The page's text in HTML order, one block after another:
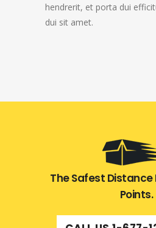
hendrerit, et porta dui
dui sit amet.
The Safest Distance
Points.